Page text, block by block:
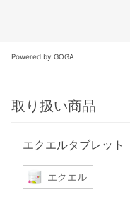
Powered by GOGA
取り扱い商品
エクエルタブレット
エクエル